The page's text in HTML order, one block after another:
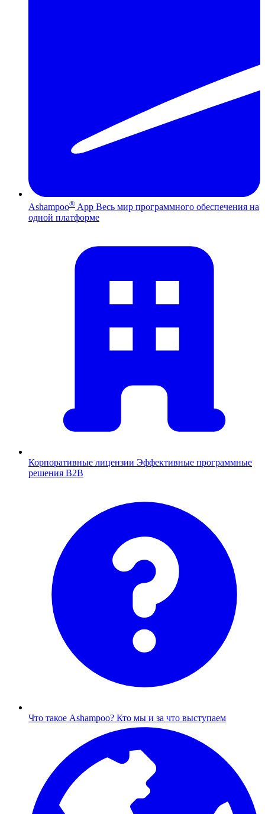
Ashampoo® App Весь мир программного обеспечения на
одной платформе
Корпоративные лицензии Эффективные программные
решения B2B
Что такое Ashampoo? Кто мы и за что выступаем